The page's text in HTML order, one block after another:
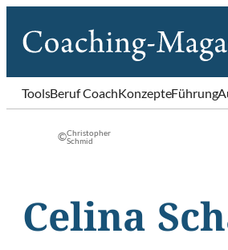
ToolsBeruf CoachKonzepteFührung
©Christopher
Schmid
Celina